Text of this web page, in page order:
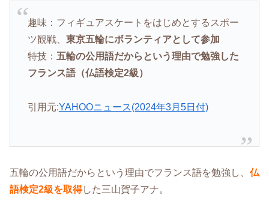
趣味：フィギュアスケートをはじめとするスポー
ツ観戦、 東京五輪にボランティアとして参加
特技： 五輪の公用語だからという理由で勉強した
フランス語（仏語検定2級）
引用元:YAHOOニュース(2024年3月5日付)
五輪の公用語だからという理由でフランス語を勉強し、 仏
語検定2級を取得した三山賀子アナ。